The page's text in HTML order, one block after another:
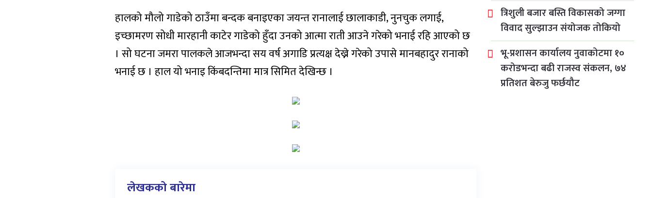
हालको मौलो गाडेको ठाउँमा बन्दक बनाइएका जयन्त रानालाई छालाकाडी, नुनचुक लगाई,
इच्छामरण सोधी मारहानी काटेर गाडेको हुँदा उनको आत्मा राती आउने गरेको भनाई रहि आएको छ
। सो घटना जमरा पालकले आजभन्दा सय वर्ष अगाडि प्रत्यक्ष देख्ने गरेको उपासे मानबहादुर रानाको
भनाई छ । हाल यो भनाइ किंबदन्तिमा मात्र सिमित देखिन्छ ।
लेखकको बारेमा
त्रिशुली बजार बस्ति विकासको जग्गा
विवाद सुल्झाउन संयोजक तोकियो
भू-प्रशासन कार्यालय नुवाकोटमा १०
करोडभन्दा बढी राजस्व संकलन, ७४
प्रतिशत बेरुजु फर्छयौट